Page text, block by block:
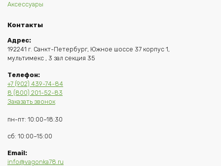
Аксессуары
Контакты
Адрес:
192241 г. Санкт-Петербург, Южное шоссе 37 корпус 1,
мультимекс , 3 зал секция 35
Телефон:
+7 (902) 439-74-84
8 (800) 201-52-83
Заказать звонок
пн-пт: 10:00–18:30
сб: 10:00–15:00
Email:
info@vagonka78.ru